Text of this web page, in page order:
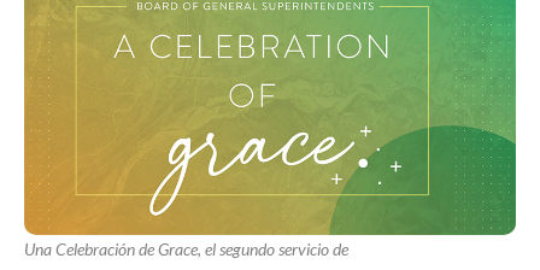
Una Celebración de Grace, el segundo servicio de